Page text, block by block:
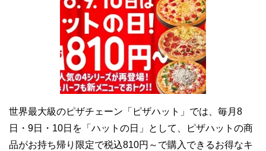
世界最大級のピザチェーン「ピザハット」では、毎月8
日・9日・10日を「ハットの日」として、ピザハットの商
品がお持ち帰り限定で税込810円～で購入できるお得なキ